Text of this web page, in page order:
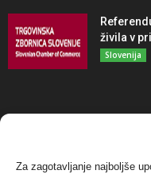
Za zagotavljanje najboljše
živila v
Slovenija
NAJBOLJ
Protest